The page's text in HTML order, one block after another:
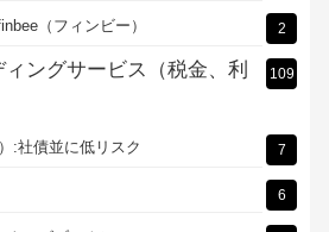
トFXの設定方法と実績 47
めのやり方、少額での始め
387
運用 28
・口コミ 6